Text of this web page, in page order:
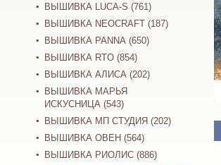
ВЫШИВКА LUCA-S (761)
ВЫШИВКА NEOCRAFT (187)
ВЫШИВКА PANNA (650)
ВЫШИВКА RTO (854)
ВЫШИВКА АЛИСА (202)
ВЫШИВКА МАРЬЯ
ИСКУСНИЦА (543)
ВЫШИВКА МП СТУДИЯ (202)
ВЫШИВКА ОВЕН (564)
ВЫШИВКА РИОЛИС (886)